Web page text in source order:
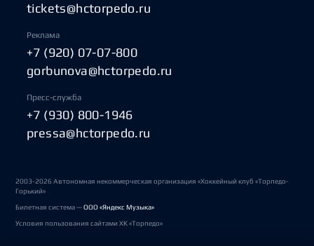
tickets@hctorpedo.ru
Реклама
+7 (920) 07-07-800
gorbunova@hctorpedo.ru
Пресс-служба
+7 (930) 800-1946
pressa@hctorpedo.ru
2003-2026 Автономная некоммерческая организация «Хоккейный клуб «Торпедо-
Горький»
Билетная система —ООО «Яндекс Музыка»
Условия пользования сайтами ХК «Торпедо»